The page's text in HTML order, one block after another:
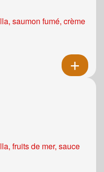
saumon fumé, crème
fruits de mer, sauce